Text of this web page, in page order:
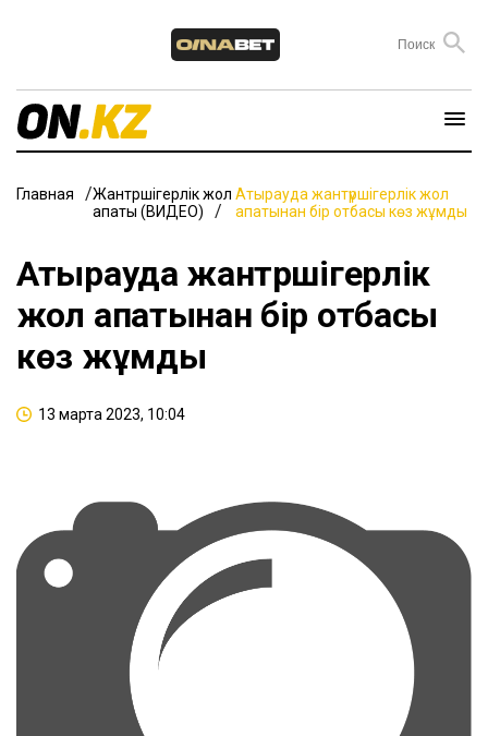
Главная
Жантүршігерлік жол
апаты (ВИДЕО)
Атырауда жантүршігерлік жол
апатынан бір отбасы көз жұмды
Атырауда жантүршігерлік
жол апатынан бір отбасы
көз жұмды
13 марта 2023, 10:04